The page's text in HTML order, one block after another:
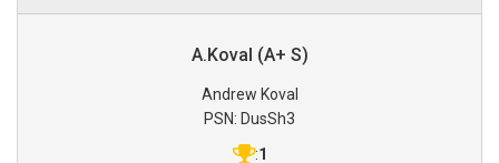
A.Koval (A+ S)
Andrew Koval
PSN: DusSh3
:1